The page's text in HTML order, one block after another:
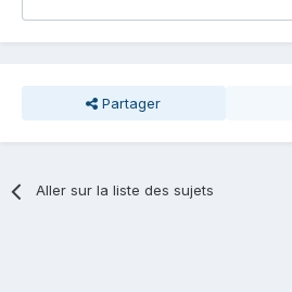
Partager
Aller sur la liste des sujets